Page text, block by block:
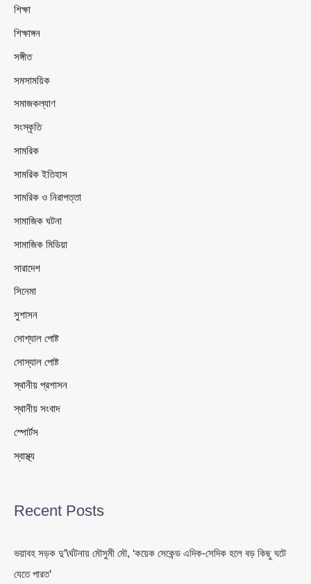
শিক্ষা
শিক্ষাঙ্গন
সঙ্গীত
সমসাময়িক
সমাজকল্যাণ
সংস্কৃতি
সামরিক
সামরিক ইতিহাস
সামরিক ও নিরাপত্তা
সামাজিক ঘটনা
সামাজিক মিডিয়া
সারাদেশ
সিনেমা
সুশাসন
সোশ্যাল পোষ্ট
সোস্যাল পোষ্ট
স্থানীয় প্রশাসন
স্থানীয় সংবাদ
স্পোর্টস
স্বাস্থ্য
Recent Posts
ভয়াবহ সড়ক দু’\র্ঘটনায় মৌসুমী মৌ, ‘কয়েক সেকেন্ড এদিক-সেদিক হলে বড় কিছু ঘটে
যেতে পারত’